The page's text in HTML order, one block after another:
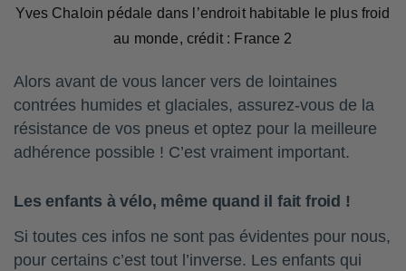
Yves Chaloin pédale dans l’endroit habitable le plus froid
au monde, crédit : France 2
Alors avant de vous lancer vers de lointaines
contrées humides et glaciales, assurez-vous de la
résistance de vos pneus et optez pour la meilleure
adhérence possible ! C’est vraiment important.
Les enfants à vélo, même quand il fait froid !
Si toutes ces infos ne sont pas évidentes pour nous,
pour certains c’est tout l’inverse. Les enfants qui